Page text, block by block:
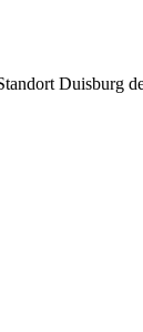
Duisburg